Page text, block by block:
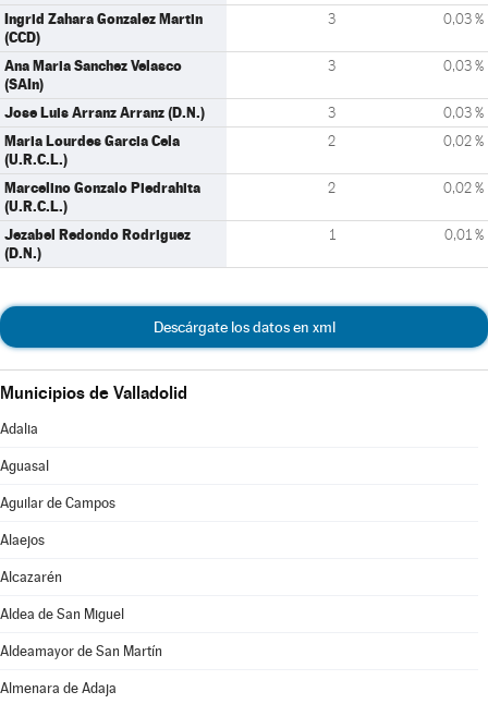
Ingrid Zahara Gonzalez Martin
(CCD)
3 0,03 %
Ana Maria Sanchez Velasco
(SAIn)
3 0,03 %
Jose Luis Arranz Arranz (D.N.) 3 0,03 %
Maria Lourdes Garcia Cela
(U.R.C.L.)
2 0,02 %
Marcelino Gonzalo Piedrahita
(U.R.C.L.)
2 0,02 %
Jezabel Redondo Rodriguez
(D.N.)
1 0,01 %
Descárgate los datos en xml
Municipios de Valladolid
Adalia
Aguasal
Aguilar de Campos
Alaejos
Alcazarén
Aldea de San Miguel
Aldeamayor de San Martín
Almenara de Adaja